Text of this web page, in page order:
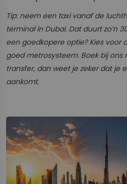
Tip: neem een taxi vanaf de
terminal in Dubai. Dat duurt zo’n
een goedkopere optie? Kies voor
goed metrosysteem. Boek bij ons
transfer, dan weet je zeker dat je
aankomt.